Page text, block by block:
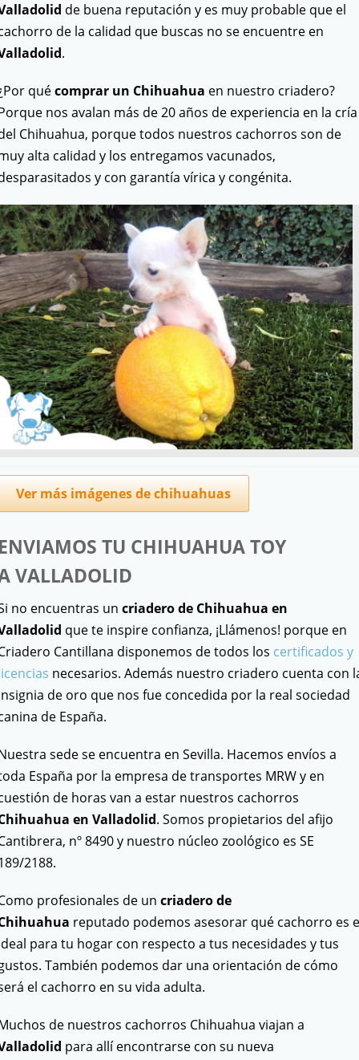
de buena reputación y es muy probable que el
de la calidad que buscas no se encuentre en
.
quécomprar un Chihuahua en nuestro criadero?
nos avalan más de 20 años de experiencia en la cría
Chihuahua, porque todos nuestros cachorros son de
alta calidad y los entregamos vacunados,
y con garantía vírica y congénita.
Ver más imágenes de chihuahuas
TU CHIHUAHUA TOY
VALLADOLID
no encuentras un criadero de Chihuahua en
que te inspire confianza, ¡Llámenos! porque en
Cantillana disponemos de todos los certificados y
necesarios. Además nuestro criadero cuenta con
de oro que nos fue concedida por la real sociedad
de España.
sede se encuentra en Sevilla. Hacemos envíos a
España por la empresa de transportes MRW y en
de horas van a estar nuestros cachorros
en Valladolid. Somos propietarios del afijo
nº 8490 y nuestro núcleo zoológico es SE
2188.
profesionales de un criadero de
reputado podemos asesorar qué cachorro es
para tu hogar con respecto a tus necesidades y tus
También podemos dar una orientación de cómo
el cachorro en su vida adulta.
de nuestros cachorros Chihuahua viajan a
para allí encontrarse con su nueva